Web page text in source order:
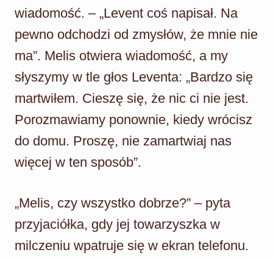
wiadomość. – „Levent coś napisał. Na
pewno odchodzi od zmysłów, że mnie nie
ma”. Melis otwiera wiadomość, a my
słyszymy w tle głos Leventa: „Bardzo się
martwiłem. Cieszę się, że nic ci nie jest.
Porozmawiamy ponownie, kiedy wrócisz
do domu. Proszę, nie zamartwiaj nas
więcej w ten sposób”.
„Melis, czy wszystko dobrze?” – pyta
przyjaciółka, gdy jej towarzyszka w
milczeniu wpatruje się w ekran telefonu.